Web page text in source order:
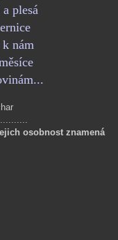
plesá
k nám
ám...
osobnost znamená